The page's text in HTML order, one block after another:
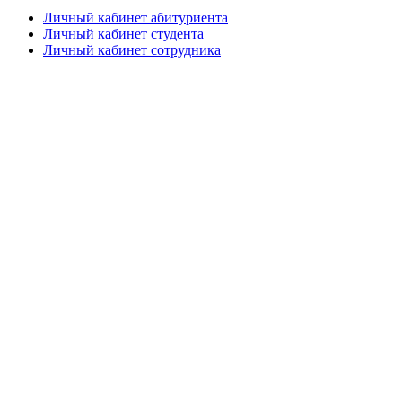
Личный кабинет абитуриента
Личный кабинет студента
Личный кабинет сотрудника